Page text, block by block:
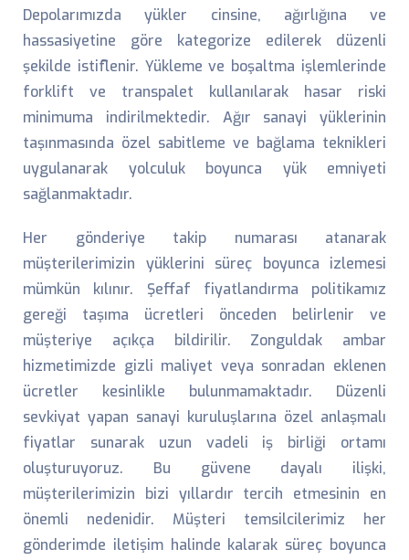
Depolarımızda yükler cinsine, ağırlığına ve
hassasiyetine göre kategorize edilerek düzenli
şekilde istiflenir. Yükleme ve boşaltma işlemlerinde
forklift ve transpalet kullanılarak hasar riski
minimuma indirilmektedir. Ağır sanayi yüklerinin
taşınmasında özel sabitleme ve bağlama teknikleri
uygulanarak yolculuk boyunca yük emniyeti
sağlanmaktadır.
Her gönderiye takip numarası atanarak
müşterilerimizin yüklerini süreç boyunca izlemesi
mümkün kılınır. Şeffaf fiyatlandırma politikamız
gereği taşıma ücretleri önceden belirlenir ve
müşteriye açıkça bildirilir. Zonguldak ambar
hizmetimizde gizli maliyet veya sonradan eklenen
ücretler kesinlikle bulunmamaktadır. Düzenli
sevkiyat yapan sanayi kuruluşlarına özel anlaşmalı
fiyatlar sunarak uzun vadeli iş birliği ortamı
oluşturuyoruz. Bu güvene dayalı ilişki,
müşterilerimizin bizi yıllardır tercih etmesinin en
önemli nedenidir. Müşteri temsilcilerimiz her
gönderimde iletişim halinde kalarak süreç boyunca